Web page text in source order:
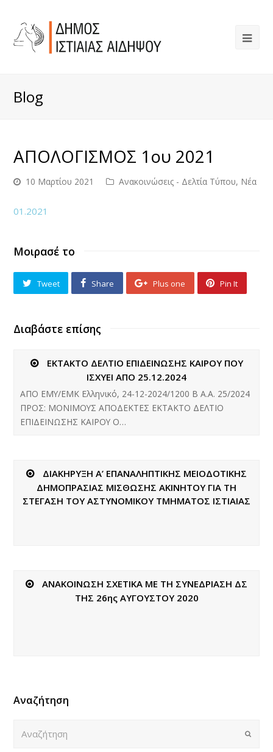
Blog
ΑΠΟΛΟΓΙΣΜΟΣ 1ου 2021
10 Μαρτίου 2021 Ανακοινώσεις - Δελτία Τύπου, Νέα
01.2021
Μοιρασέ το
Tweet Share Plus one Pin It
Διαβάστε επίσης
ΕΚΤΑΚΤΟ ΔΕΛΤΙΟ ΕΠΙΔΕΙΝΩΣΗΣ ΚΑΙΡΟΥ ΠΟΥ
ΙΣΧΥΕΙ ΑΠΟ 25.12.2024
ΑΠΟ ΕΜΥ/ΕΜΚ Ελληνικό, 24-12-2024/1200 B Α.Α. 25/2024
ΠΡΟΣ: ΜΟΝΙΜΟΥΣ ΑΠΟΔΕΚΤΕΣ ΕΚΤΑΚΤΟ ΔΕΛΤΙΟ
ΕΠΙΔΕΙΝΩΣΗΣ ΚΑΙΡΟΥ Ο…
ΔΙΑΚΗΡΥΞΗ Α’ ΕΠΑΝΑΛΗΠΤΙΚΗΣ ΜΕΙΟΔΟΤΙΚΗΣ
ΔΗΜΟΠΡΑΣΙΑΣ ΜΙΣΘΩΣΗΣ ΑΚΙΝΗΤΟΥ ΓΙΑ ΤΗ
ΣΤΕΓΑΣΗ ΤΟΥ ΑΣΤΥΝΟΜΙΚΟΥ ΤΜΗΜΑΤΟΣ ΙΣΤΙΑΙΑΣ
ΑΝΑΚΟΙΝΩΣΗ ΣΧΕΤΙΚΑ ΜΕ ΤΗ ΣΥΝΕΔΡΙΑΣΗ ΔΣ
ΤΗΣ 26ης ΑΥΓΟΥΣΤΟΥ 2020
Αναζήτηση
Submit